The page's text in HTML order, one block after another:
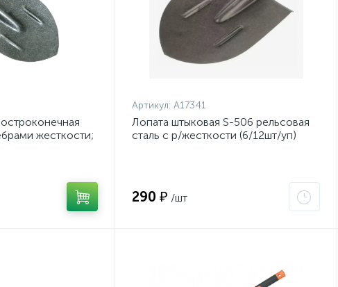
жесткости;
Артикул: А17341
Лопата штыковая S-506 рельсовая
сталь с р/жесткости (6/12шт/уп)
290 ₽ /шт